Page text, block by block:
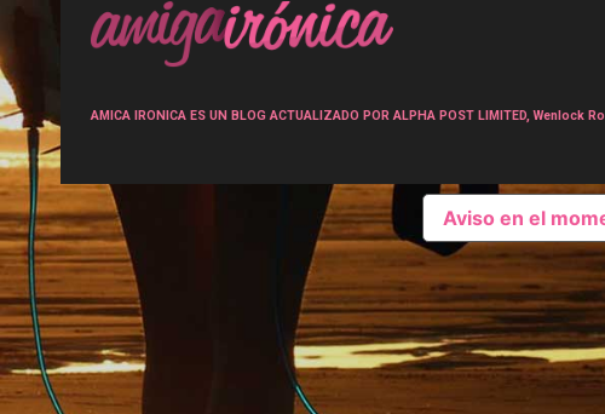
AMICA IRONICA ES UN BLOG ACTUALIZADO POR ALPHA POST LIMITED,
Aviso en el